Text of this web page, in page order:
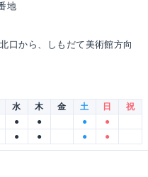
地
口から、しもだて美術館方向
水 木 金 土 日
祝
● ● ●
●
● ● ● ●